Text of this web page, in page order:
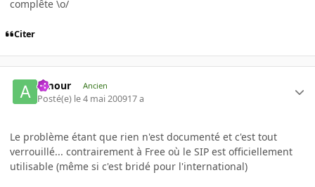
complête \o/
Citer
Amour Ancien
Posté(e) le 4 mai 200917 a
Le problème étant que rien n'est documenté et c'est tout
verrouillé... contrairement à Free où le SIP est officiellement
utilisable (même si c'est bridé pour l'international)